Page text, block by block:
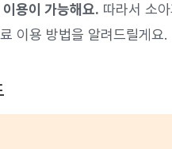
용이 가능해요. 따라서 소
이용 방법을 알려드릴게요.